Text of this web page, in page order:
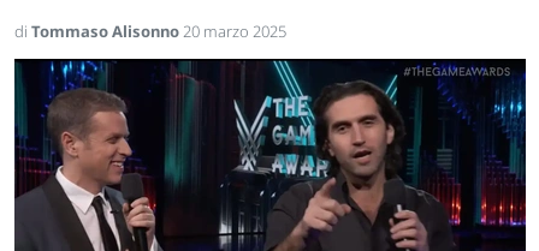
di Tommaso Alisonno20 marzo 2025